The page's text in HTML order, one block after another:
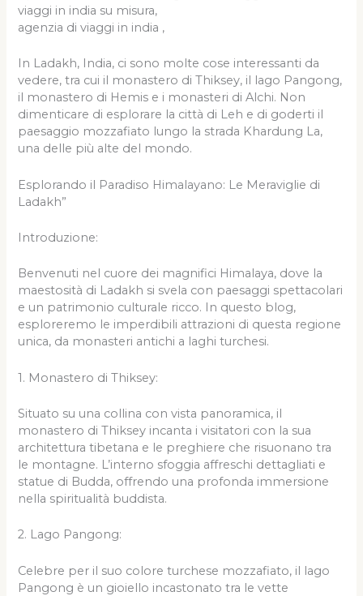
agenzia di viaggi in india ,
In Ladakh, India, ci sono molte cose interessanti da
vedere, tra cui il monastero di Thiksey, il lago Pangong,
il monastero di Hemis e i monasteri di Alchi. Non
dimenticare di esplorare la città di Leh e di goderti il
paesaggio mozzafiato lungo la strada Khardung La,
una delle più alte del mondo.
Esplorando il Paradiso Himalayano: Le Meraviglie di
Ladakh”
Introduzione:
Benvenuti nel cuore dei magnifici Himalaya, dove la
maestosità di Ladakh si svela con paesaggi spettacolari
e un patrimonio culturale ricco. In questo blog,
esploreremo le imperdibili attrazioni di questa regione
unica, da monasteri antichi a laghi turchesi.
1. Monastero di Thiksey:
Situato su una collina con vista panoramica, il
monastero di Thiksey incanta i visitatori con la sua
architettura tibetana e le preghiere che risuonano tra
le montagne. L’interno sfoggia affreschi dettagliati e
statue di Budda, offrendo una profonda immersione
nella spiritualità buddista.
2. Lago Pangong:
Celebre per il suo colore turchese mozzafiato, il lago
Pangong è un gioiello incastonato tra le vette